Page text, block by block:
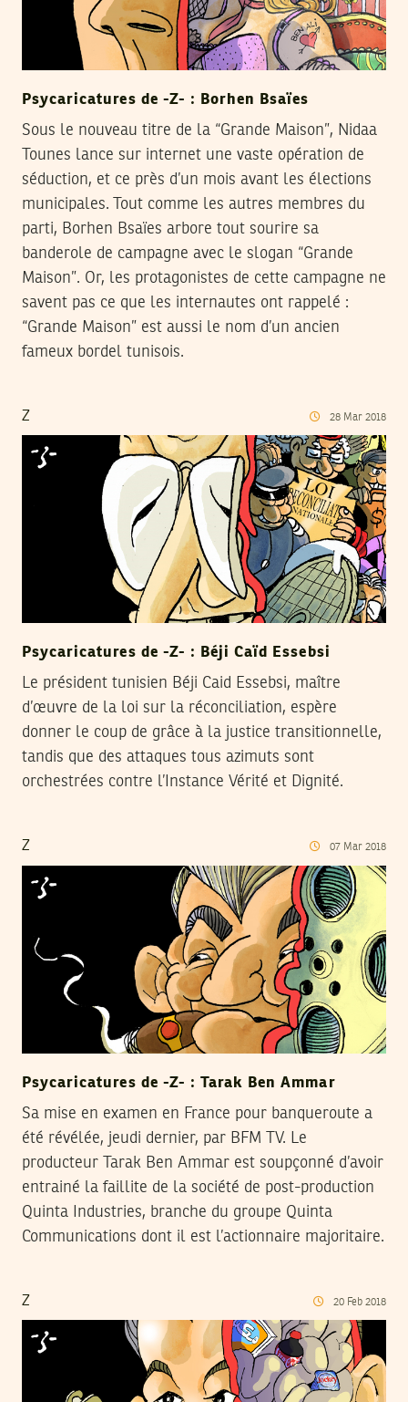
Psycaricatures de -Z- : Borhen Bsaïes
Sous le nouveau titre de la “Grande Maison”, Nidaa
Tounes lance sur internet une vaste opération de
séduction, et ce près d’un mois avant les élections
municipales. Tout comme les autres membres du
parti, Borhen Bsaïes arbore tout sourire sa
banderole de campagne avec le slogan “Grande
Maison”. Or, les protagonistes de cette campagne ne
savent pas ce que les internautes ont rappelé :
“Grande Maison” est aussi le nom d’un ancien
fameux bordel tunisois.
Z 28 Mar 2018
Psycaricatures de -Z- : Béji Caïd Essebsi
Le président tunisien Béji Caid Essebsi, maître
d’œuvre de la loi sur la réconciliation, espère
donner le coup de grâce à la justice transitionnelle,
tandis que des attaques tous azimuts sont
orchestrées contre l’Instance Vérité et Dignité.
Z 07 Mar 2018
Psycaricatures de -Z- : Tarak Ben Ammar
Sa mise en examen en France pour banqueroute a
été révélée, jeudi dernier, par BFM TV. Le
producteur Tarak Ben Ammar est soupçonné d’avoir
entrainé la faillite de la société de post-production
Quinta Industries, branche du groupe Quinta
Communications dont il est l’actionnaire majoritaire.
Z 20 Feb 2018